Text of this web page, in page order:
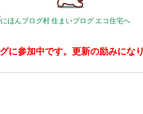
に参加中です。更新の励みにな